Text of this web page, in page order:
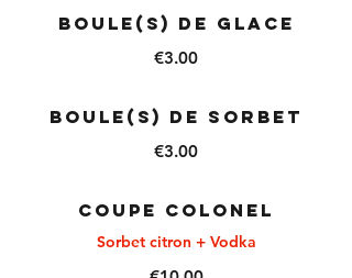
BOULE(S) DE GLACE
€3.00
BOULE(S) DE SORBET
€3.00
COUPE COLONEL
Sorbet citron + Vodka